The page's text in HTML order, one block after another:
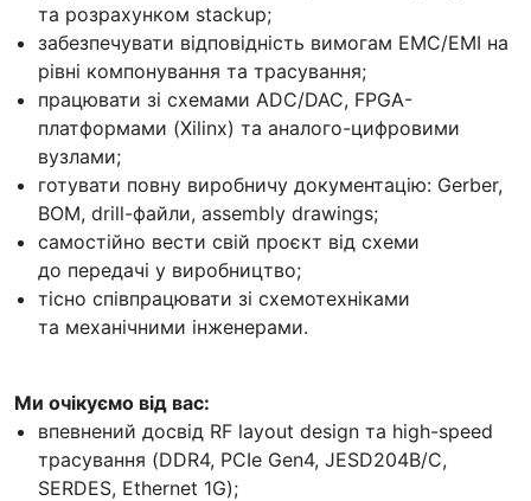
та розрахунком stackup;
забезпечувати відповідність вимогам EMC/EMI на
рівні компонування та трасування;
працювати зі схемами ADC/DAC, FPGA-
платформами (Xilinx) та аналого-цифровими
вузлами;
готувати повну виробничу документацію: Gerber,
BOM, drill-файли, assembly drawings;
самостійно вести свій проєкт від схеми
до передачі у виробництво;
тісно співпрацювати зі схемотехніками
та механічними інженерами.
Ми очікуємо від вас:
впевнений досвід RF layout design та high-speed
трасування (DDR4, PCIe Gen4, JESD204B/C,
SERDES, Ethernet 1G);